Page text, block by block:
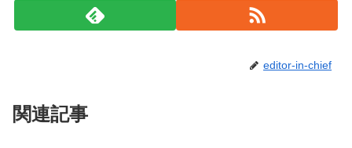
editor-in-chief
関連記事